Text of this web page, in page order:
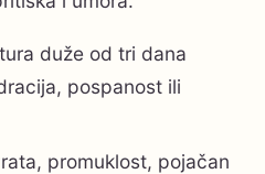
duže od tri dana
pospanost ili
promuklost, pojačan